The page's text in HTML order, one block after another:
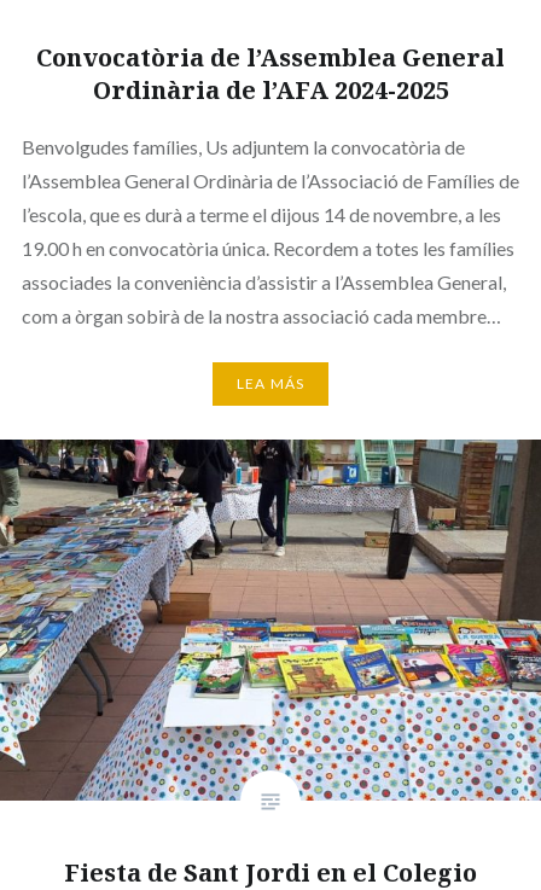
Convocatòria de l’Assemblea General
Ordinària de l’AFA 2024-2025
Benvolgudes famílies, Us adjuntem la convocatòria de
l’Assemblea General Ordinària de l’Associació de Famílies de
l’escola, que es durà a terme el dijous 14 de novembre, a les
19.00 h en convocatòria única. Recordem a totes les famílies
associades la conveniència d’assistir a l’Assemblea General,
com a òrgan sobirà de la nostra associació cada membre…
LEA MÁS
Fiesta de Sant Jordi en el Colegio